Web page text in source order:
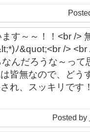
す～～！！<br />
ﾉ&quot;<br />
んだろうな～って
皆無なので、どう
れ、スッキリです
Posted by